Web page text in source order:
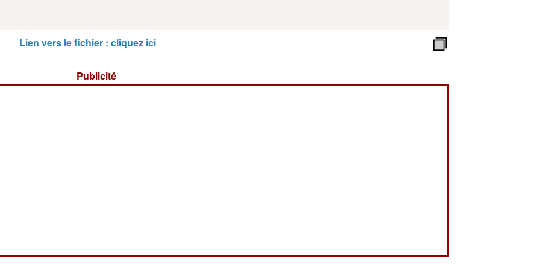
Lien vers le fichier : cliquez ici
Publicité